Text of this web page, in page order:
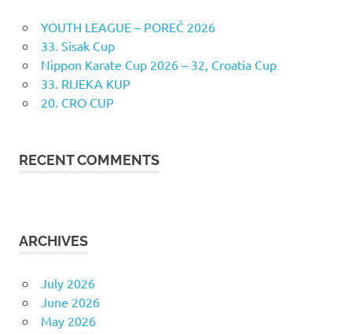
YOUTH LEAGUE – POREČ 2026
33. Sisak Cup
Nippon Karate Cup 2026 – 32, Croatia Cup
33. RIJEKA KUP
20. CRO CUP
RECENT COMMENTS
ARCHIVES
July 2026
June 2026
May 2026